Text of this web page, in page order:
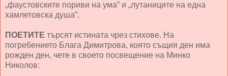
„фаустовските пориви на ума” и „лутаниците на една
хамлетовска душа”.
ПОЕТИТЕ търсят истината чрез стихове. На
погребението Блага Димитрова, която същия ден има
рожден ден, чете в своето посвещение на Минко
Николов: